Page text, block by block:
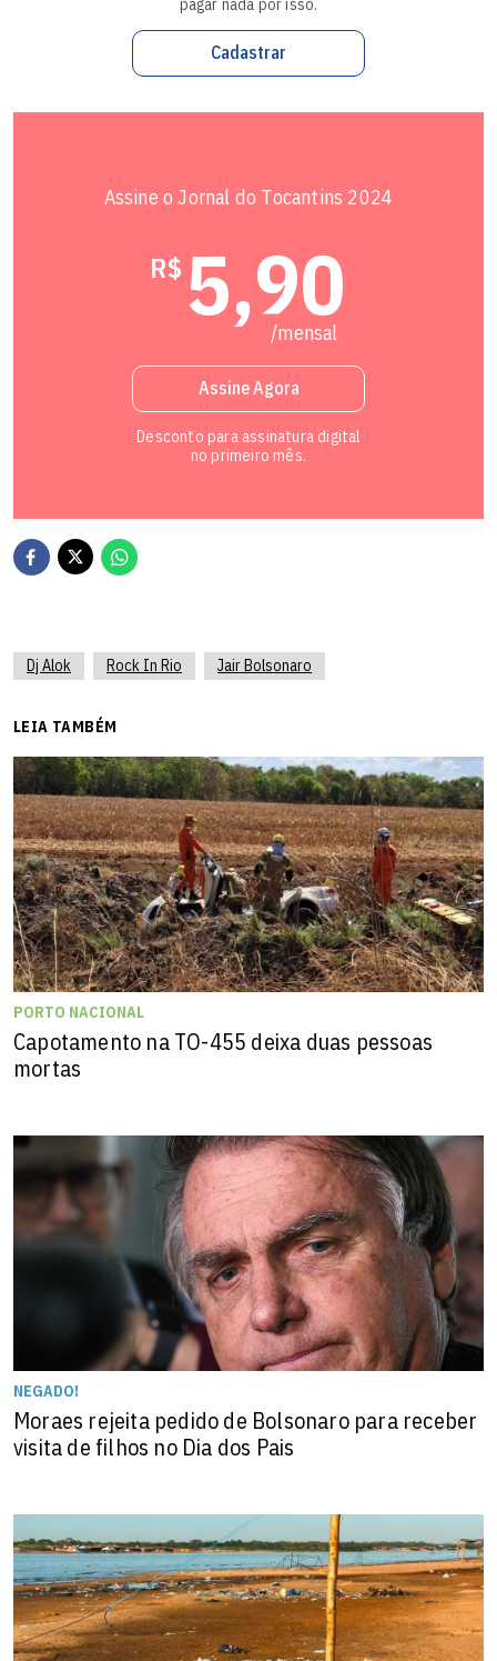
Cadastrar
Assine o Jornal do Tocantins 2024
R$ 5,90
/mensal
Assine Agora
Desconto para assinatura digital
no primeiro mês.
Dj Alok Rock In Rio Jair Bolsonaro
LEIA TAMBÉM
PORTO NACIONAL
Capotamento na TO-455 deixa duas pessoas
mortas
NEGADO!
Moraes rejeita pedido de Bolsonaro para receber
visita de filhos no Dia dos Pais